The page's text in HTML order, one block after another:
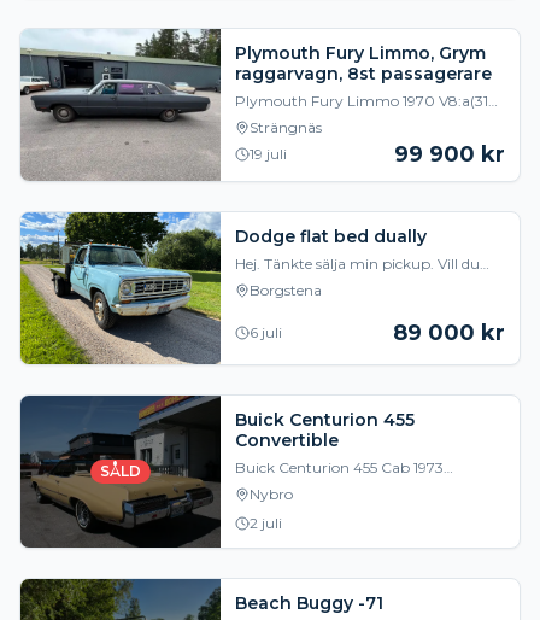
Plymouth Fury Limmo, Grym
raggarvagn, 8st passagerare
Plymouth Fury Limmo 1970 V8:a(318)
och automatlåda. Startar alltid och är
drfitsäker. Bra bruksskick, färdig för
raggen.
Strängnäs
19 juli
99 900 kr
Dodge flat bed dually
Hej. Tänkte sälja min pickup. Vill du
vara fränast på byggshopen i sommar
så är denna Dodge D300 camper
10000 något för
Borgstena
6 juli 89 000 kr
SÅLD
Buick Centurion 455
Convertible
Buick Centurion 455 Cab 1973
årsmodell, en välutrustad "lyxkryssare"
där man åker som en kung i den
bekväma helsoffan, d
Nybro
2 juli
Beach Buggy -71